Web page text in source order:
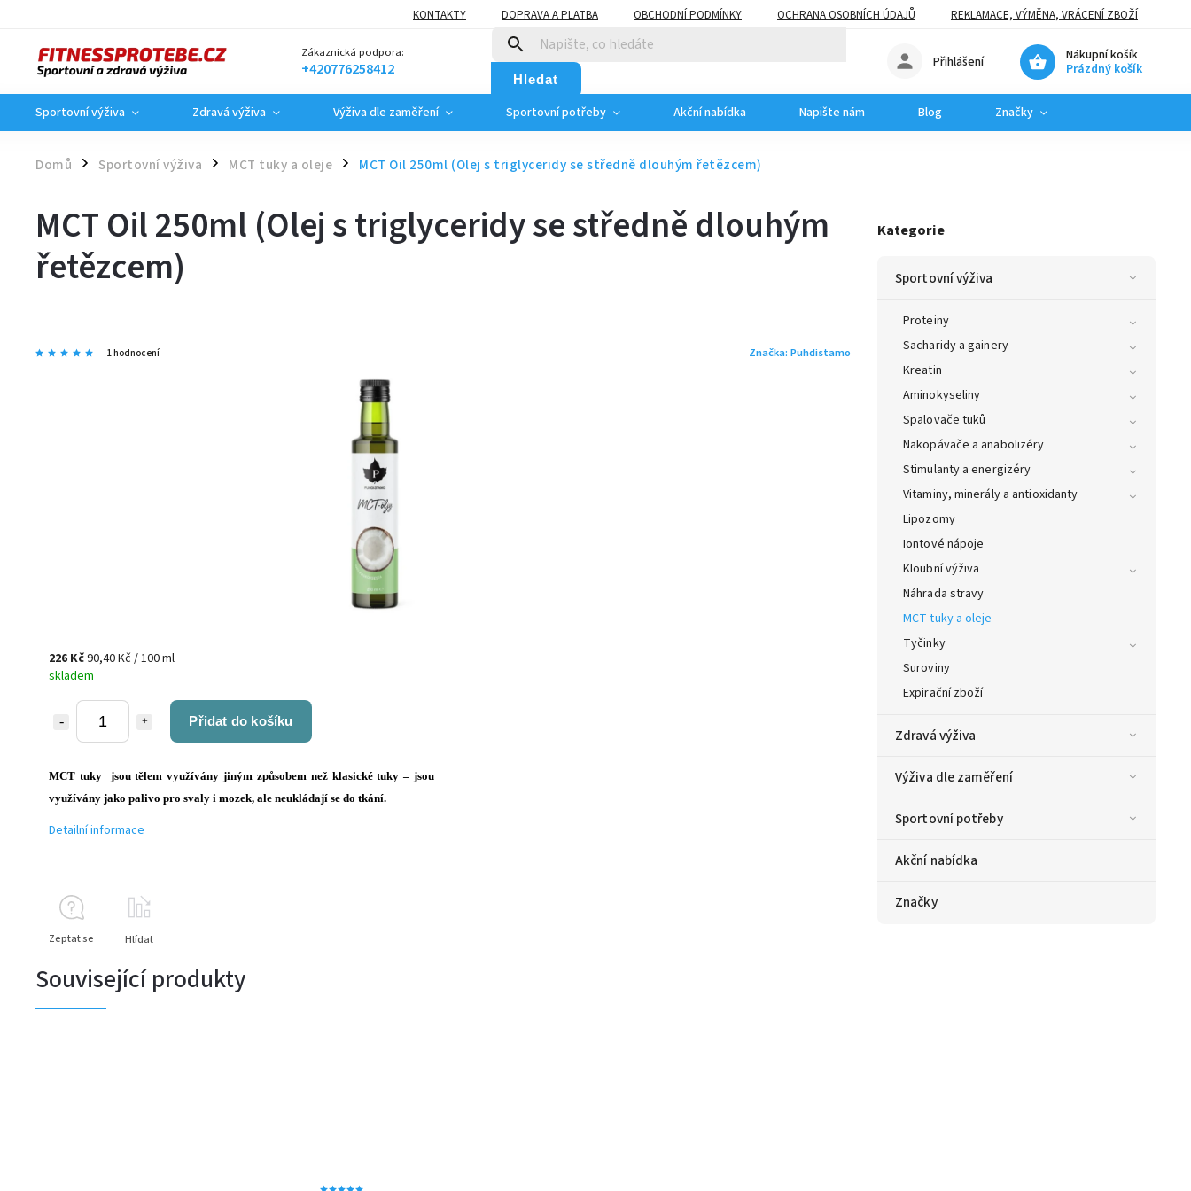
KONTAKTY DOPRAVA A PLATBA OBCHODNÍ PODMÍNKY OCHRANA OSOBNÍCH ÚDAJŮ REKLAMACE, VÝMĚNA, VRÁCENÍ ZBOŽÍ
Zákaznická podpora:
+420776258412 Hledat
Nákupní košík
Prázdný košík
Přihlášení
Sportovní výživa Zdravá výživa Výživa dle zaměření Sportovní potřeby Akční nabídka Napište nám Blog Značky
Domů / Sportovní výživa / MCT tuky a oleje / MCT Oil 250ml (Olej s triglyceridy se středně dlouhým řetězcem)
Kategorie
Sportovní výživa
Proteiny
Sacharidy a gainery
Kreatin
Aminokyseliny
Spalovače tuků
Nakopávače a anabolizéry
Stimulanty a energizéry
Vitaminy, minerály a antioxidanty
Lipozomy
Iontové nápoje
Kloubní výživa
Náhrada stravy
MCT tuky a oleje
Tyčinky
Suroviny
Expirační zboží
Zdravá výživa
Výživa dle zaměření
Sportovní potřeby
Akční nabídka
Značky
MCT Oil 250ml (Olej s triglyceridy se středně dlouhým
řetězcem)
1 hodnocení Značka: Puhdistamo
226 Kč90,40 Kč / 100 ml
skladem
Přidat do košíku
MCT tuky jsou tělem využívány jiným způsobem než klasické tuky – jsou
využívány jako palivo pro svaly i mozek, ale neukládají se do tkání.
Detailní informace
Zeptat se Hlídat
Související produkty